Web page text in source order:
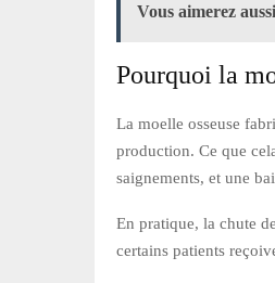
Vous aimerez
Pourquoi la
La moelle osseuse
production. Ce que
saignements, et une
En pratique, la chute
certains patients